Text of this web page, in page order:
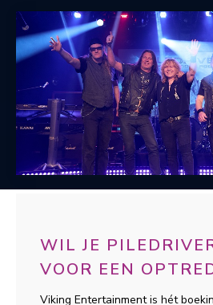
WIL JE
VOOR EEN
Viking Entertainment is hét